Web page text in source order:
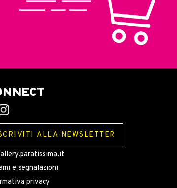
ALLA NEWSLETTER
e segnalazioni
privacy